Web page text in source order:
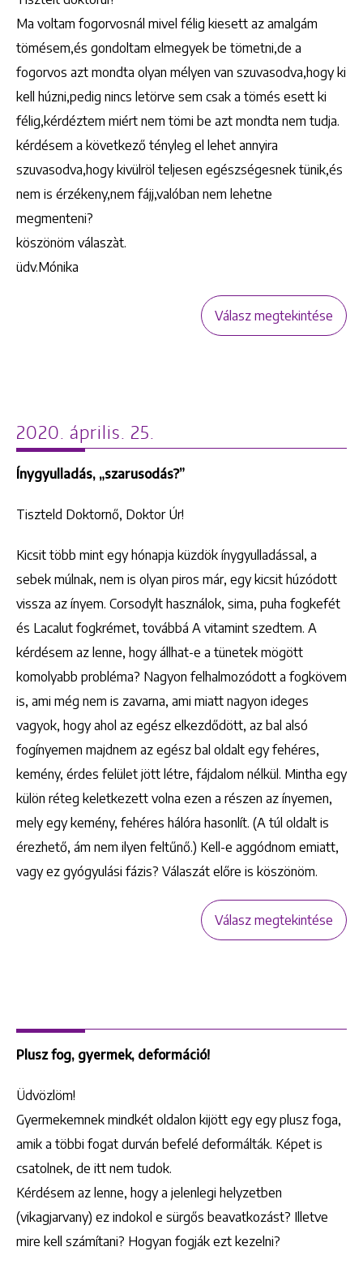
Ma voltam fogorvosnál mivel félig kiesett az amalgám
tömésem,és gondoltam elmegyek be tömetni,de a
fogorvos azt mondta olyan mélyen van szuvasodva,hogy ki
kell húzni,pedig nincs letörve sem csak a tömés esett ki
félig,kérdéztem miért nem tömi be azt mondta nem tudja.
kérdésem a következő tényleg el lehet annyira
szuvasodva,hogy kivülröl teljesen egészségesnek tünik,és
nem is érzékeny,nem fájj,valóban nem lehetne
megmenteni?
köszönöm válaszàt.
üdv.Mónika
Válasz megtekintése
2020. április. 25.
Ínygyulladás, „szarusodás?”
Tiszteld Doktornő, Doktor Úr!
Kicsit több mint egy hónapja küzdök ínygyulladással, a
sebek múlnak, nem is olyan piros már, egy kicsit húzódott
vissza az ínyem. Corsodylt használok, sima, puha fogkefét
és Lacalut fogkrémet, továbbá A vitamint szedtem. A
kérdésem az lenne, hogy állhat-e a tünetek mögött
komolyabb probléma? Nagyon felhalmozódott a fogkövem
is, ami még nem is zavarna, ami miatt nagyon ideges
vagyok, hogy ahol az egész elkezdődött, az bal alsó
fogínyemen majdnem az egész bal oldalt egy fehéres,
kemény, érdes felület jött létre, fájdalom nélkül. Mintha egy
külön réteg keletkezett volna ezen a részen az ínyemen,
mely egy kemény, fehéres hálóra hasonlít. (A túl oldalt is
érezhető, ám nem ilyen feltűnő.) Kell-e aggódnom emiatt,
vagy ez gyógyulási fázis? Válaszát előre is köszönöm.
Válasz megtekintése
Plusz fog, gyermek, deformáció!
Üdvözlöm!
Gyermekemnek mindkét oldalon kijött egy egy plusz foga,
amik a többi fogat durván befelé deformálták. Képet is
csatolnek, de itt nem tudok.
Kérdésem az lenne, hogy a jelenlegi helyzetben
(vikagjarvany) ez indokol e sürgős beavatkozást? Illetve
mire kell számítani? Hogyan fogják ezt kezelni?